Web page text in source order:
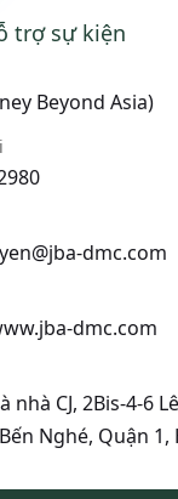
trợ sự kiện
Beyond Asia)
dmc.com
dmc.com
nhà CJ, 2Bis-4-6
Nghé, Quận 1,